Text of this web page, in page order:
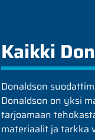
Kaikki
Donaldson
Donaldson on yksi
tarjoamaan
materiaalit ja tarkka